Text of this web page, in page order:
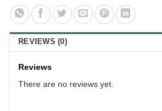
REVIEWS (0)
Reviews
There are no reviews yet.